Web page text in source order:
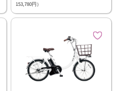
153,780円）